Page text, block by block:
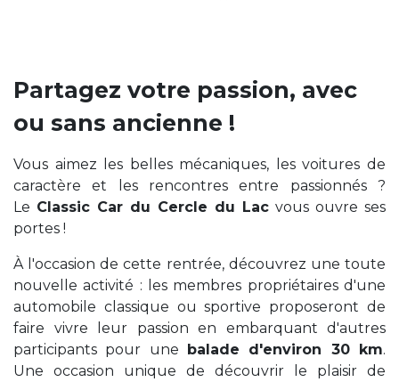
Partagez votre passion, avec
ou sans ancienne !
Vous aimez les belles mécaniques, les voitures de
caractère et les rencontres entre passionnés ?
Le Classic Car du Cercle du Lac vous ouvre ses
portes !
À l'occasion de cette rentrée, découvrez une toute
nouvelle activité : les membres propriétaires d'une
automobile classique ou sportive proposeront de
faire vivre leur passion en embarquant d'autres
participants pour une balade d'environ 30 km.
Une occasion unique de découvrir le plaisir de